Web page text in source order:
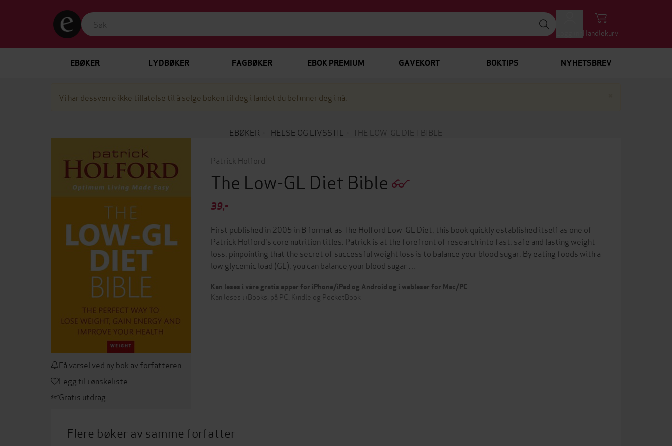
Handlekurv
EBØKER LYDBØKER FAGBØKER EBOK PREMIUM GAVEKORT BOKTIPS NYHETSBREV
Vi har dessverre ikke tillatelse til å selge boken til deg i landet du befinner deg i nå.
EBØKER HELSE OG LIVSSTIL THE LOW-GL DIET BIBLE
Få varsel ved ny bok av forfatteren
Legg til i ønskeliste
Gratis utdrag
Patrick Holford
The Low-GL Diet Bible
39,-
First published in 2005 in B format as The Holford Low-GL Diet, this book quickly established itself as one of
Patrick Holford's core nutrition titles. Patrick is at the forefront of research into fast, safe and lasting weight
loss, pinpointing that the secret of successful weight loss is to balance your blood sugar. By eating foods with a
low glycemic load (GL), you can balance your blood sugar …
Kan leses i våre gratis apper for iPhone/iPad og Android og i webleser for Mac/PC
Kan leses i iBooks, på PC, Kindle og PocketBook
Flere bøker av samme forfatter